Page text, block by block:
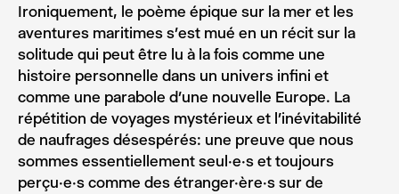
Ironiquement, le poème épique sur la mer et les
aventures maritimes s’est mué en un récit sur la
solitude qui peut être lu à la fois comme une
histoire personnelle dans un univers infini et
comme une parabole d’une nouvelle Europe. La
répétition de voyages mystérieux et l’inévitabilité
de naufrages désespérés: une preuve que nous
sommes essentiellement seul·e·s et toujours
perçu·e·s comme des étranger·ère·s sur de